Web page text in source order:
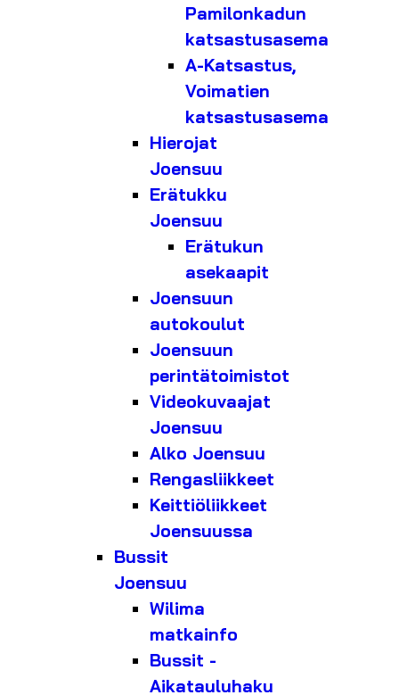
Pamilonkadun
katsastusasema
A-Katsastus,
Voimatien
katsastusasema
Hierojat
Joensuu
Erätukku
Joensuu
Erätukun
asekaapit
Joensuun
autokoulut
Joensuun
perintätoimistot
Videokuvaajat
Joensuu
Alko Joensuu
Rengasliikkeet
Keittiöliikkeet
Joensuussa
Bussit
Joensuu
Wilima
matkainfo
Bussit -
Aikatauluhaku